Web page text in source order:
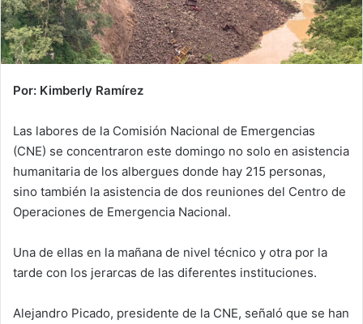
Por: Kimberly Ramírez
Las labores de la Comisión Nacional de Emergencias
(CNE) se concentraron este domingo no solo en asistencia
humanitaria de los albergues donde hay 215 personas,
sino también la asistencia de dos reuniones del Centro de
Operaciones de Emergencia Nacional.
Una de ellas en la mañana de nivel técnico y otra por la
tarde con los jerarcas de las diferentes instituciones.
Alejandro Picado, presidente de la CNE, señaló que se han